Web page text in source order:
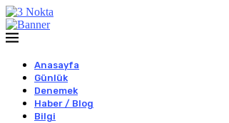
Anasayfa
Günlük
Denemek
Haber / Blog
Bilgi